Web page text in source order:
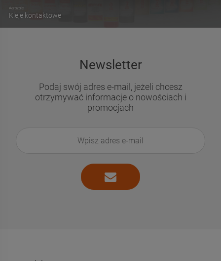
Aerozole
Kleje kontaktowe
Newsletter
Podaj swój adres e-mail, jeżeli chcesz
otrzymywać informacje o nowościach i
promocjach